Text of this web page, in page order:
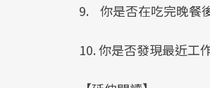
9. 你是否在吃完晚餐
10. 你是否發現最近工